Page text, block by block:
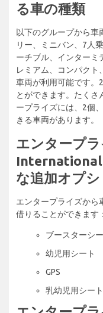
る車の種類
以下のグループから車
リー、ミニバン、7人
ーチブル、インターミ
レミアム、コンパク
車両が利用可能です。
とができます。たくさ
ープライズには、2個
きる車両があります。
エンタープ
な追加オプシ
エンタープライズから
借りることができます：
ブースターシ
幼児用シート
GPS
乳幼児用シート